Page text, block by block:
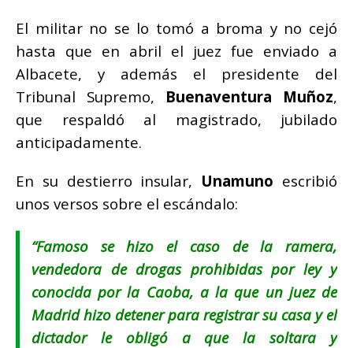
El militar no se lo tomó a broma y no cejó
hasta que en abril el juez fue enviado a
Albacete, y además el presidente del
Tribunal Supremo, Buenaventura Muñoz,
que respaldó al magistrado, jubilado
anticipadamente.
En su destierro insular, Unamuno escribió
unos versos sobre el escándalo:
“Famoso se hizo el caso de la ramera,
vendedora de drogas prohibidas por ley y
conocida por la Caoba, a la que un juez de
Madrid hizo detener para registrar su casa y el
dictador le obligó a que la soltara y